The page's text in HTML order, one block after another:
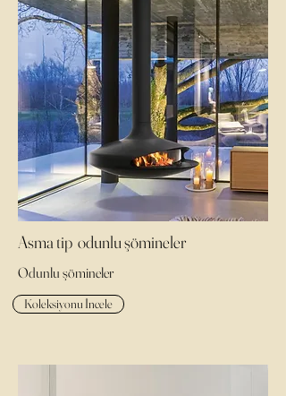
Asma tip odunlu şömineler
Odunlu şömineler
Koleksiyonu İncele